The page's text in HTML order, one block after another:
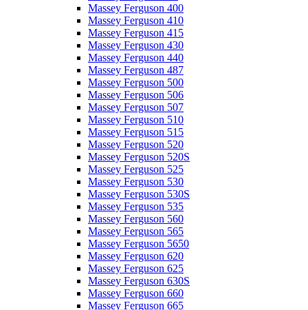
Massey Ferguson 400
Massey Ferguson 410
Massey Ferguson 415
Massey Ferguson 430
Massey Ferguson 440
Massey Ferguson 487
Massey Ferguson 500
Massey Ferguson 506
Massey Ferguson 507
Massey Ferguson 510
Massey Ferguson 515
Massey Ferguson 520
Massey Ferguson 520S
Massey Ferguson 525
Massey Ferguson 530
Massey Ferguson 530S
Massey Ferguson 535
Massey Ferguson 560
Massey Ferguson 565
Massey Ferguson 5650
Massey Ferguson 620
Massey Ferguson 625
Massey Ferguson 630S
Massey Ferguson 660
Massey Ferguson 665